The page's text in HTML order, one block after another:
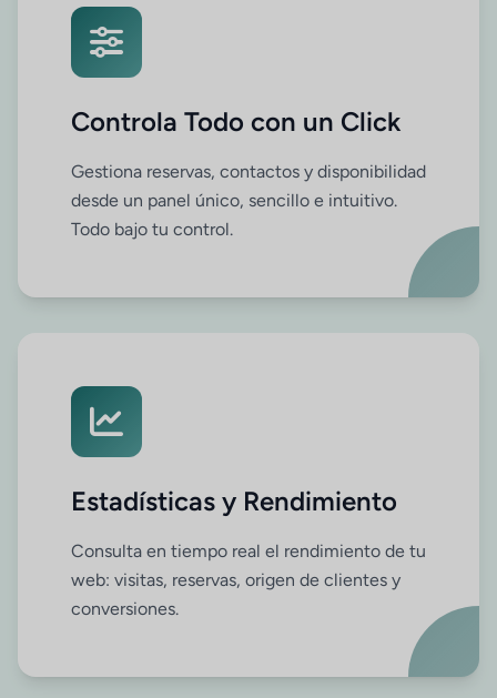
Controla Todo con un Click
Gestiona reservas, contactos y disponibilidad
desde un panel único, sencillo e intuitivo.
Todo bajo tu control.
Estadísticas y Rendimiento
Consulta en tiempo real el rendimiento de tu
web: visitas, reservas, origen de clientes y
conversiones.